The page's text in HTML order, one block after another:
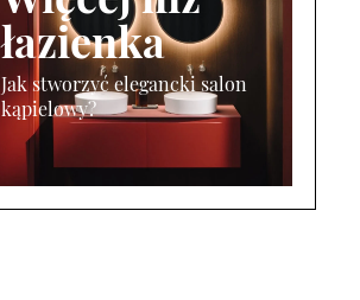
łazienka
Jak stworzyć elegancki salon
kąpielowy?